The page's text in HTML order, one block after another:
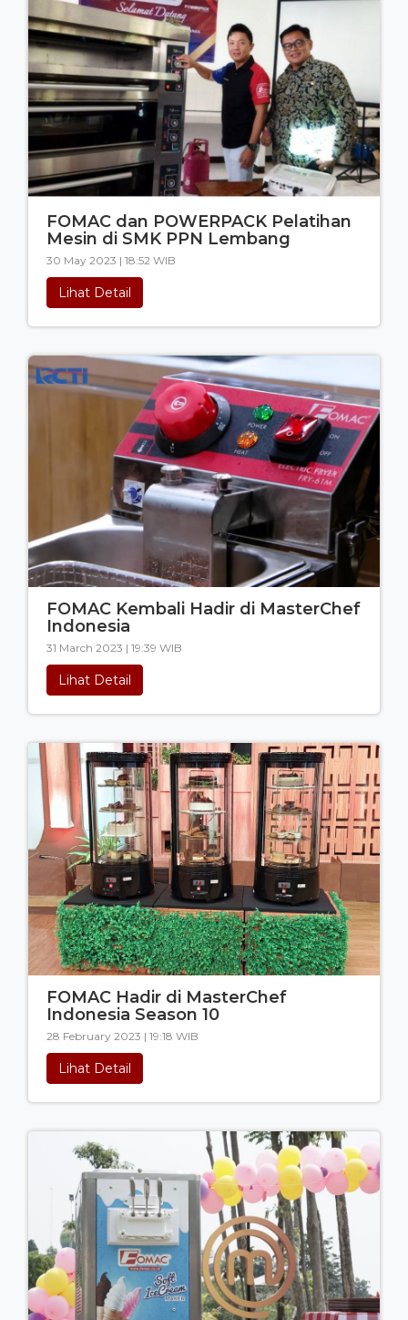
FOMAC dan POWERPACK Pelatihan
Mesin di SMK PPN Lembang
30 May 2023 | 18:52 WIB
Lihat Detail
FOMAC Kembali Hadir di MasterChef
Indonesia
31 March 2023 | 19:39 WIB
Lihat Detail
FOMAC Hadir di MasterChef
Indonesia Season 10
28 February 2023 | 19:18 WIB
Lihat Detail